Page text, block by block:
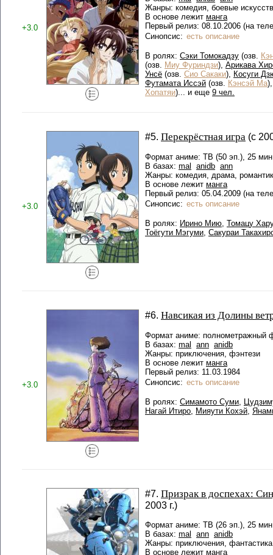
+3.0
Жанры: комедия, боевые
В основе лежит манга
Первый релиз: 08.10.2006 (на
Синопсис: есть описание
В ролях: Сэки Томокадзу (озв.
(озв. Миу Фуриндзи), Арикава
Унсё (озв. Сио Сакаки), Косуги
Футамата Иссэй (озв. Кэнсэй Ма
Хопатяи)... и еще 9 чел.
+3.0
#5. Перекрёстная игра (с
Формат аниме: ТВ (50 эп.), 25
В базах: mal anidb ann
Жанры: комедия, драма,
В основе лежит манга
Первый релиз: 05.04.2009 (на
Синопсис: есть описание
В ролях: Ирино Мию, Томацу
Тоёгути Мэгуми, Сакураи
+3.0
#6. Навсикая из Долины
Формат аниме: полнометражный
В базах: mal ann anidb
Жанры: приключения, фэнтези
В основе лежит манга
Первый релиз: 11.03.1984
Синопсис: есть описание
В ролях: Симамото Суми,
Нагай Итиро, Мияути Кохэй,
#7. Призрак в доспехах:
2003 г.)
Формат аниме: ТВ (26 эп.), 25
В базах: mal ann anidb
Жанры: приключения,
В основе лежит манга